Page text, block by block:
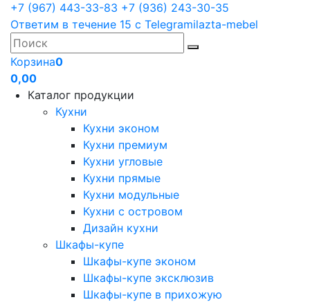
+7 (967) 443-33-83 +7 (936) 243-30-35
Ответим в течение 15 с Telegramilazta-mebel
Корзина0
0,00
Каталог продукции
Кухни
Кухни эконом
Кухни премиум
Кухни угловые
Кухни прямые
Кухни модульные
Кухни с островом
Дизайн кухни
Шкафы-купе
Шкафы-купе эконом
Шкафы-купе эксклюзив
Шкафы-купе в прихожую